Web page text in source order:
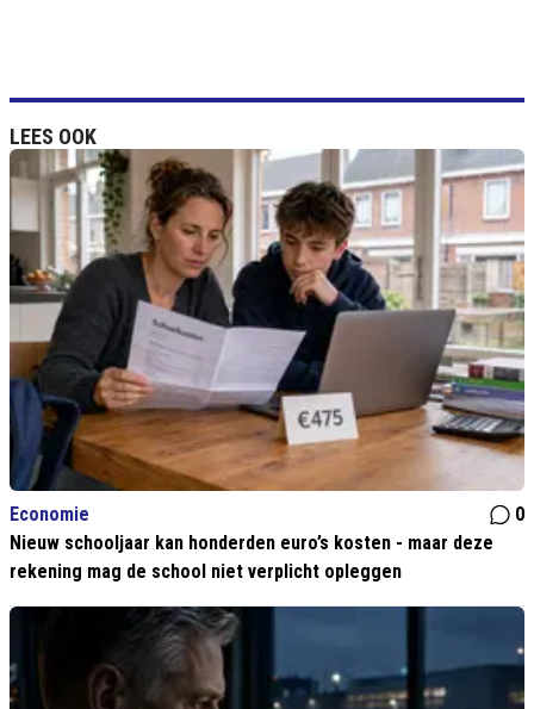
LEES OOK
Economie
0
Nieuw schooljaar kan honderden euro’s kosten - maar deze
rekening mag de school niet verplicht opleggen